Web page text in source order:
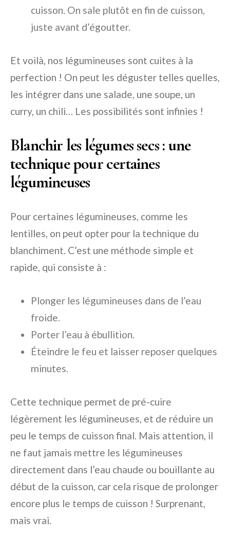
cuisson. On sale plutôt en fin de cuisson,
juste avant d’égoutter.
Et voilà, nos légumineuses sont cuites à la
perfection ! On peut les déguster telles quelles,
les intégrer dans une salade, une soupe, un
curry, un chili… Les possibilités sont infinies !
Blanchir les légumes secs : une
technique pour certaines
légumineuses
Pour certaines légumineuses, comme les
lentilles, on peut opter pour la technique du
blanchiment. C’est une méthode simple et
rapide, qui consiste à :
Plonger les légumineuses dans de l’eau
froide.
Porter l’eau à ébullition.
Éteindre le feu et laisser reposer quelques
minutes.
Cette technique permet de pré-cuire
légèrement les légumineuses, et de réduire un
peu le temps de cuisson final. Mais attention, il
ne faut jamais mettre les légumineuses
directement dans l’eau chaude ou bouillante au
début de la cuisson, car cela risque de prolonger
encore plus le temps de cuisson ! Surprenant,
mais vrai.